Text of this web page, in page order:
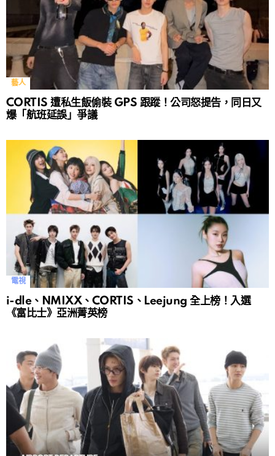
藝人
CORTIS 遭私生飯偷裝 GPS 跟蹤！公司怒提告，同日又
爆「航班延誤」爭議
電視
i-dle、NMIXX、CORTIS、Leejung 全上榜！入選
《富比士》亞洲菁英榜